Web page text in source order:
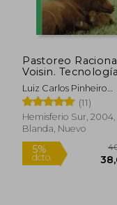
Pastoreo
Voisin. Tecnología
Agroecológica
Tercer Milenio
Luiz Carlos Pinheiro
Machado
(11)
Hemisferio Sur, 2004,
Blanda, Nuevo